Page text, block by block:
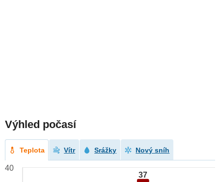
Výhled počasí
Teplota Vítr Srážky Nový sníh
37
40